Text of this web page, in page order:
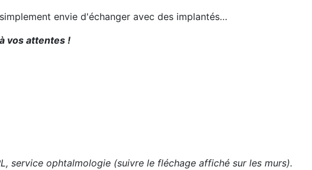
envie d'échanger avec des implantés…
vos attentes !
service ophtalmologie (suivre le fléchage affiché sur les murs).